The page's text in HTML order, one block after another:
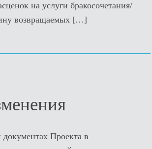
на услуги бракосочетания/
возвращаемых […]
Проекта в